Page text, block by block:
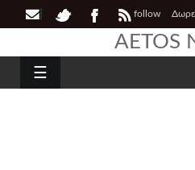
follow
AETOS
☰